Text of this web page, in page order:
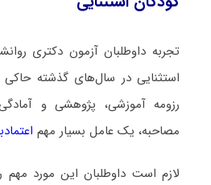
تجربه داوطلبان آزمون دکتری
استثنایی در سال‌های گذشته
رزومه آموزشی، پژوهشی و
مصاحبه، یک عامل بسیار مهم
لازم است داوطلبان این مورد مهم